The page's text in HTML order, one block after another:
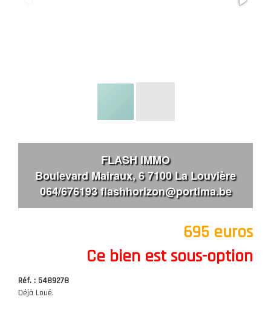
FLASH IMMO
Boulevard Mairaux, 6 7100 La Louvière
064/676193 flashhorizon@portima.be
695 euros
Ce bien est sous-option
Réf. : 5489278
Déjà Loué.